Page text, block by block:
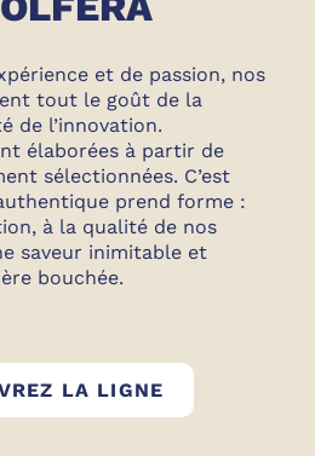
et de passion, nos
tout le goût de la
de l’innovation.
élaborées à partir de
sélectionnées. C’est
prend forme :
à la qualité de nos
saveur inimitable et
bouchée.
LA LIGNE